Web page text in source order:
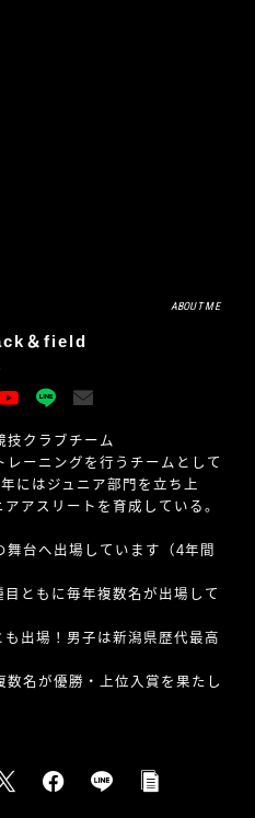
ABOUT ME
＆field
技クラブチーム
ーニングを行うチームとして
にはジュニア部門を立ち上
アスリートを育成している。
台へ出場しています（4年間
ともに毎年複数名が出場して
出場！男子は新潟県歴代最高
名が優勝・上位入賞を果たし